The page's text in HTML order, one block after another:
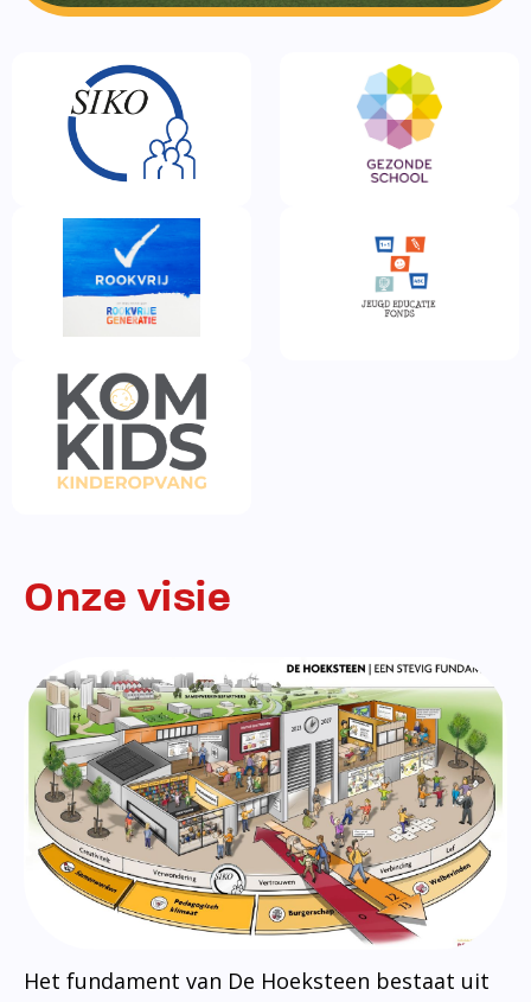
Onze visie
Het fundament van De Hoeksteen bestaat uit